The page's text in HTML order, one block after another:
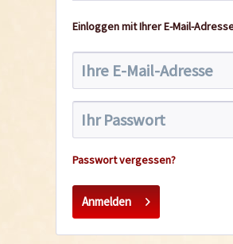
Einloggen mit Ihrer E-Mail-
Passwort vergessen?
Anmelden